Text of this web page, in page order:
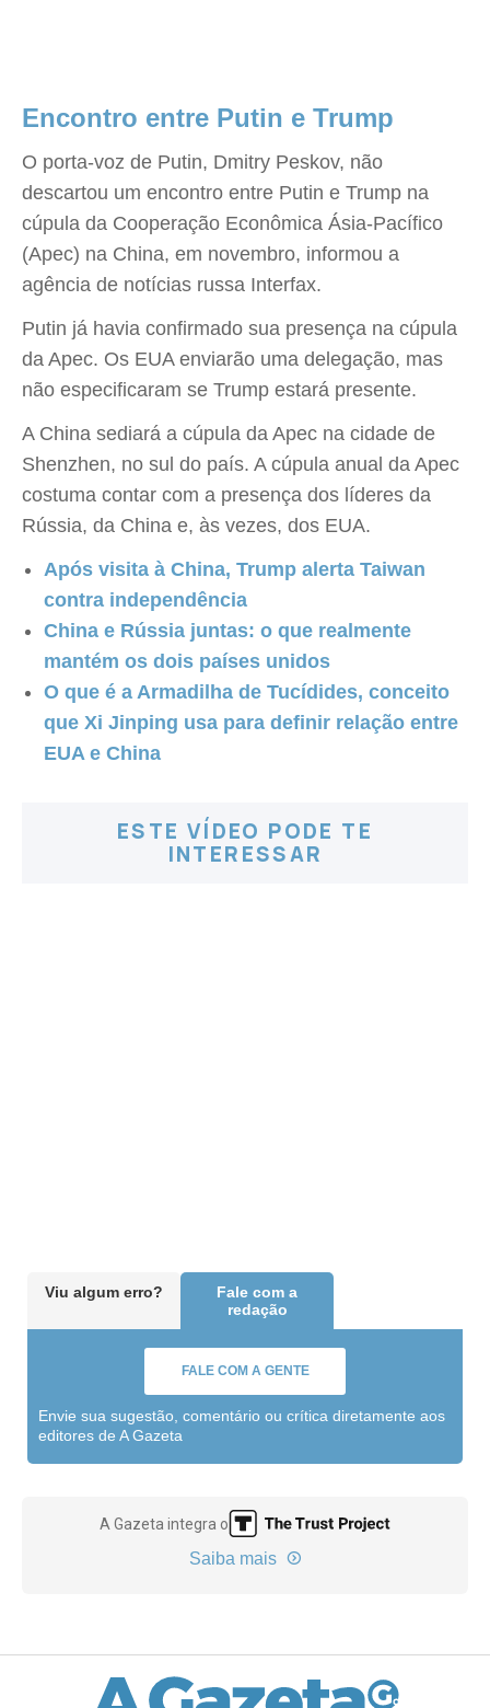
Encontro entre Putin e Trump
O porta-voz de Putin, Dmitry Peskov, não
descartou um encontro entre Putin e Trump na
cúpula da Cooperação Econômica Ásia-Pacífico
(Apec) na China, em novembro, informou a
agência de notícias russa Interfax.
Putin já havia confirmado sua presença na cúpula
da Apec. Os EUA enviarão uma delegação, mas
não especificaram se Trump estará presente.
A China sediará a cúpula da Apec na cidade de
Shenzhen, no sul do país. A cúpula anual da Apec
costuma contar com a presença dos líderes da
Rússia, da China e, às vezes, dos EUA.
Após visita à China, Trump alerta Taiwan
contra independência
China e Rússia juntas: o que realmente
mantém os dois países unidos
O que é a Armadilha de Tucídides, conceito
que Xi Jinping usa para definir relação entre
EUA e China
ESTE VÍDEO PODE TE
INTERESSAR
Viu algum erro?
Fale com a
redação
FALE COM A GENTE
Envie sua sugestão, comentário ou crítica diretamente aos
editores de A Gazeta
A Gazeta integra o
Saiba mais